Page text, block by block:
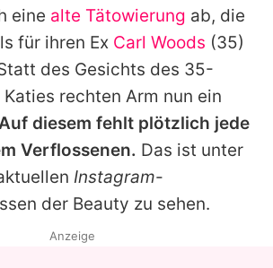
eine alte Tätowierung ab, die
für ihren Ex Carl Woods (35)
des Gesichts des 35-
Katies rechten Arm nun ein
diesem fehlt plötzlich jede
Verflossenen. Das ist unter
Instagram-
der Beauty zu sehen.
Anzeige